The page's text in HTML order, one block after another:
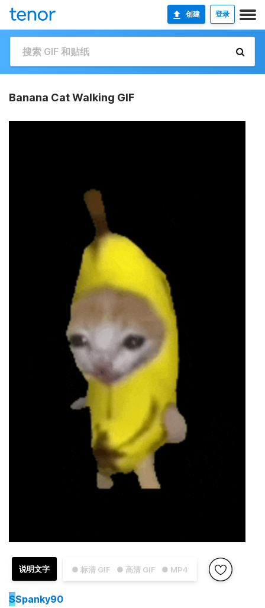
创建 登录
Banana Cat Walking GIF
● 标清 GIF ● 高清 GIF ● MP4
说明文字
SSpanky90